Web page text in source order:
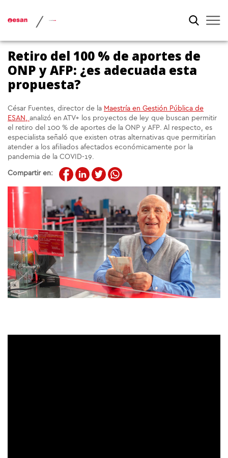
/
Retiro del 100 % de aportes de
ONP y AFP: ¿es adecuada esta
propuesta?
César Fuentes, director de la Maestría en Gestión Pública de
ESAN, analizó en ATV+ los proyectos de ley que buscan permitir
el retiro del 100 % de aportes de la ONP y AFP. Al respecto, es
especialista señaló que existen otras alternativas que permitirían
atender a los afiliados afectados económicamente por la
pandemia de la COVID-19.
Compartir en: